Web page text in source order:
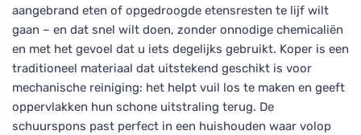
aangebrand eten of opgedroogde etensresten te lijf wilt
gaan – en dat snel wilt doen, zonder onnodige chemicaliën
en met het gevoel dat u iets degelijks gebruikt. Koper is een
traditioneel materiaal dat uitstekend geschikt is voor
mechanische reiniging: het helpt vuil los te maken en geeft
oppervlakken hun schone uitstraling terug. De
schuurspons past perfect in een huishouden waar volop